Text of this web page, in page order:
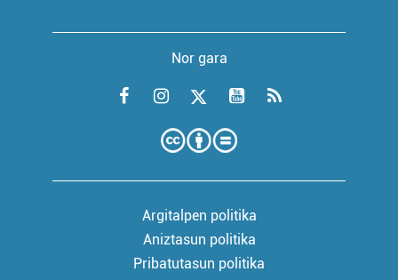
Nor gara
Argitalpen politika
Aniztasun politika
Pribatutasun politika